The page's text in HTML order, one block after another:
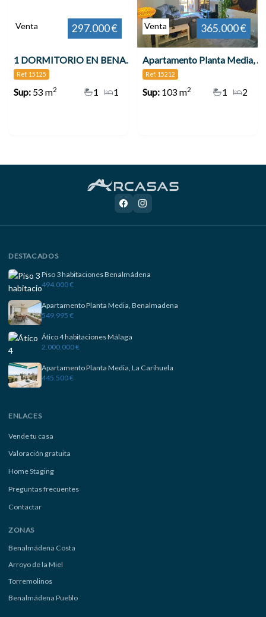
Venta 297.000 €
1 DORMITORIO EN BENAL BEACH !! , Benalmádena
Ref. 15125
Sup:53 m2 1
1
Venta 365.000 €
Apartamento Planta Media, Benalmadena Costa
Ref. 15212
Sup:103 m2 2
1
DESTACADOS
Piso 3 habitaciones Benalmádena
494.000 €
Apartamento Planta Media, Benalmadena
549.995 €
Ático 4 habitaciones Málaga
2.000.000 €
Apartamento Planta Media, La Carihuela
445.500 €
ENLACES
Vende tu casa
Valoración gratuita
Home Staging
Preguntas frecuentes
Contactar
ZONAS
Benalmádena Costa
Arroyo de la Miel
Torremolinos
Benalmádena Pueblo